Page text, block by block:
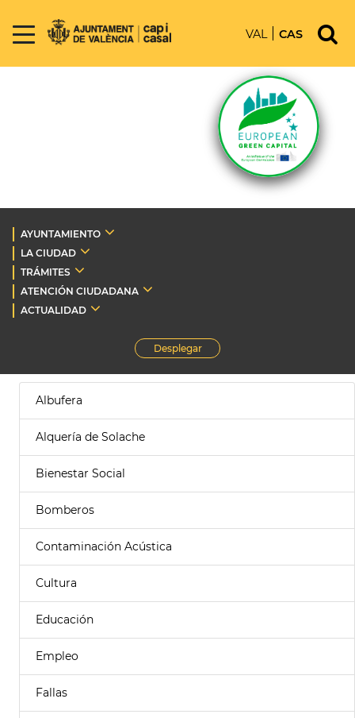
VAL CAS
AYUNTAMIENTO
LA CIUDAD
TRÁMITES
ATENCIÓN CIUDADANA
ACTUALIDAD
Desplegar
Albufera
Alquería de Solache
Bienestar Social
Bomberos
Contaminación Acústica
Cultura
Educación
Empleo
Fallas